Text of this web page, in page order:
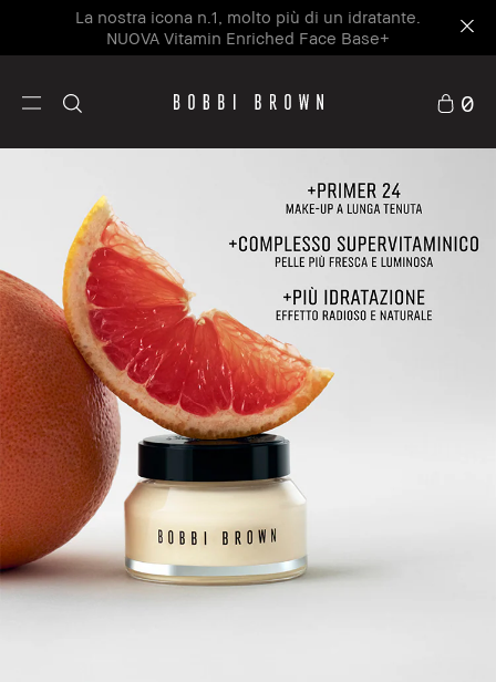
La nostra icona n.1, molto più di un idratante.
NUOVA Vitamin Enriched Face Base+
0